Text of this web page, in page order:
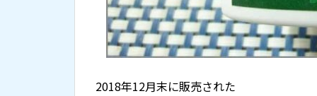
2018年12月末に販売された